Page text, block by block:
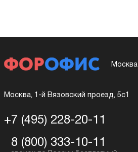
Москва
Москва, 1-й Вязовский проезд, 5с1
+7 (495) 228-20-11
8 (800) 333-10-11